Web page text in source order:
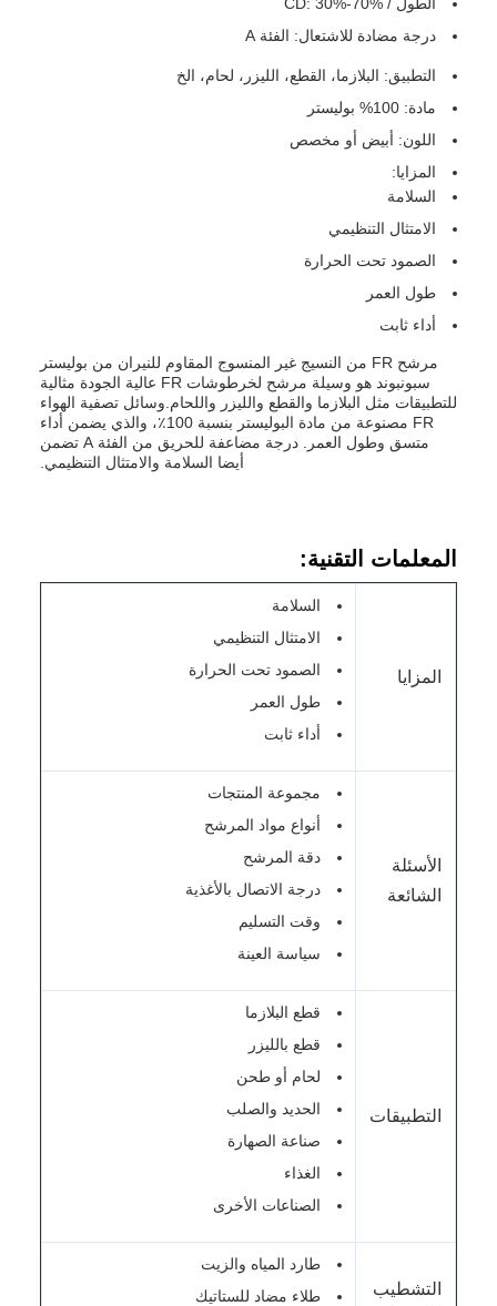
درجة مضادة للاشتعال: الفئة A
التطبيق: البلازما، القطع، الليزر، لحام، الخ
مادة: 100% بوليستر
اللون: أبيض أو مخصص
المزايا:
السلامة
الامتثال التنظيمي
الصمود تحت الحرارة
طول العمر
أداء ثابت
مرشح FR من النسيج غير المنسوج المقاوم للنيران من بوليستر
سبونبوند هو وسيلة مرشح لخرطوشات FR عالية الجودة مثالية
للتطبيقات مثل البلازما والقطع والليزر واللحام.وسائل تصفية الهواء
FR مصنوعة من مادة البوليستر بنسبة 100٪، والذي يضمن أداء
متسق وطول العمر. درجة مضاعفة للحريق من الفئة A تضمن
أيضا السلامة والامتثال التنظيمي.
المعلمات التقنية:
المزايا
السلامة
الامتثال التنظيمي
الصمود تحت الحرارة
طول العمر
أداء ثابت
الأسئلة
الشائعة
مجموعة المنتجات
أنواع مواد المرشح
دقة المرشح
درجة الاتصال بالأغذية
وقت التسليم
سياسة العينة
التطبيقات
قطع البلازما
قطع بالليزر
لحام أو طحن
الحديد والصلب
صناعة الصهارة
الغذاء
الصناعات الأخرى
التشطيب
طارد المياه والزيت
طلاء مضاد للستاتيك